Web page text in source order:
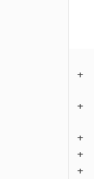
+
+
+
+
+